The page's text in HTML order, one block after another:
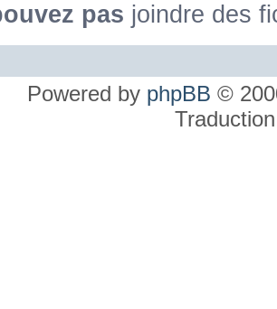
pas joindre des
Powered by phpBB ©